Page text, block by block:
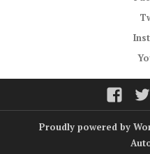
Proudly powered by